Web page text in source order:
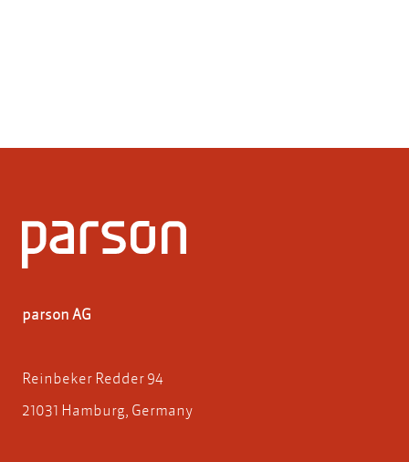
parson AG
Reinbeker Redder 94
21031 Hamburg, Germany